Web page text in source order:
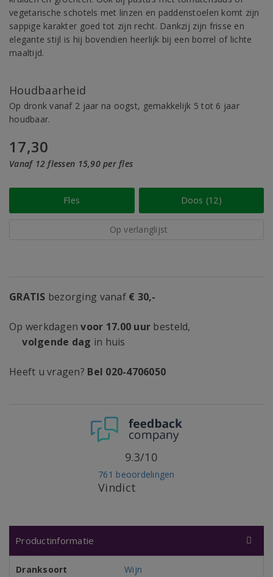
vegetarische schotels met linzen en paddenstoelen komt zijn
sappige karakter goed tot zijn recht. Dankzij zijn frisse en
elegante stijl is hij bovendien heerlijk bij een borrel of lichte
maaltijd.
Houdbaarheid
Op dronk vanaf 2 jaar na oogst, gemakkelijk 5 tot 6 jaar
houdbaar.
17,30
Vanaf 12 flessen 15,90 per fles
Fles Doos (12)
Op verlanglijst
GRATIS bezorging vanaf € 30,-
Op werkdagenvoor 17.00 uur besteld,
volgende dag in huis
Heeft u vragen? Bel 020-4706050
Vindict
761 beoordelingen
9.3/10
Productinformatie
Dranksoort
Wijn